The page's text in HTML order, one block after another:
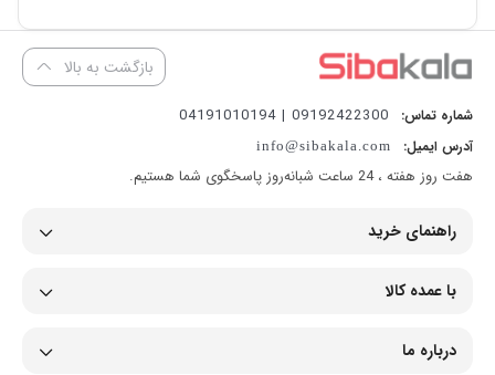
بازگشت به بالا
شماره تماس: 09192422300 | 04191010194
آدرس ایمیل: info@sibakala.com
هفت روز هفته ، 24 ساعت شبانه‌روز پاسخگوی شما هستیم.
راهنمای خرید
با عمده کالا
درباره ما